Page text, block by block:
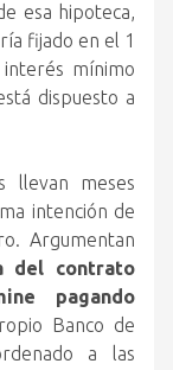
esa hipoteca,
fijado en el 1
mínimo
dispuesto a
llevan meses
intención de
Argumentan
del contrato
pagando
Banco de
a las